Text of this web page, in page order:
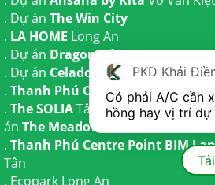
. Dự án The Win City
. LA HOME Long An
. Dự án Dragon Eden Long An
. Dự án Celadon City
Tân Phú
. Thanh Phú Centre PointBến Lức
. The SOLIATây Ninh | Dự ánThe
án The Meadow
. Thanh Phú Centre Point BIM
Tân
. Ecopark Long An
PKD Khải
Có phải A/C cần
hồng hay vị trí dự